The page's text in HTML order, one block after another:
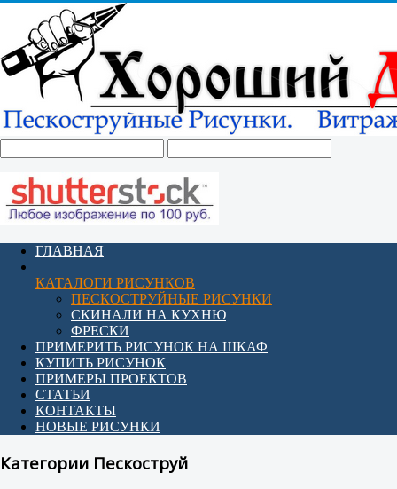
ГЛАВНАЯ
КАТАЛОГИ РИСУНКОВ
ПЕСКОСТРУЙНЫЕ РИСУНКИ
СКИНАЛИ НА КУХНЮ
ФРЕСКИ
ПРИМЕРИТЬ РИСУНОК НА ШКАФ
КУПИТЬ РИСУНОК
ПРИМЕРЫ ПРОЕКТОВ
СТАТЬИ
КОНТАКТЫ
НОВЫЕ РИСУНКИ
Категории Пескоструй